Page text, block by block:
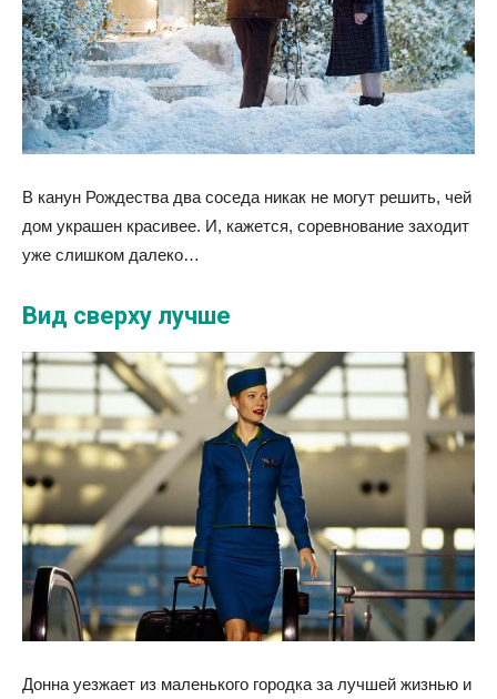
В канун Рождества два соседа никак не могут решить, чей
дом украшен красивее. И, кажется, соревнование заходит
уже слишком далеко…
Вид сверху лучше
Донна уезжает из маленького городка за лучшей жизнью и